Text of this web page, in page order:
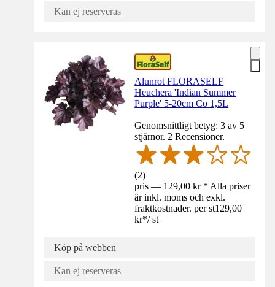
Kan ej reserveras
Alunrot FLORASELF
Heuchera 'Indian Summer
Purple' 5-20cm Co 1,5L
Genomsnittligt betyg: 3 av 5
stjärnor. 2 Recensioner.
(2)
pris — 129,00 kr * Alla priser
är inkl. moms och exkl.
fraktkostnader. per st129,00
kr*/ st
Köp på webben
Kan ej reserveras